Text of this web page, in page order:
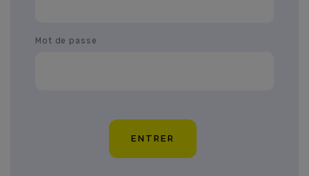
Mot de passe
ENTRER